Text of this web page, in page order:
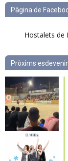
Pàgina de
Hostalets de
Pròxims